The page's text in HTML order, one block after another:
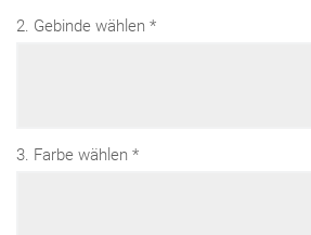
2. Gebinde wählen
3. Farbe wählen